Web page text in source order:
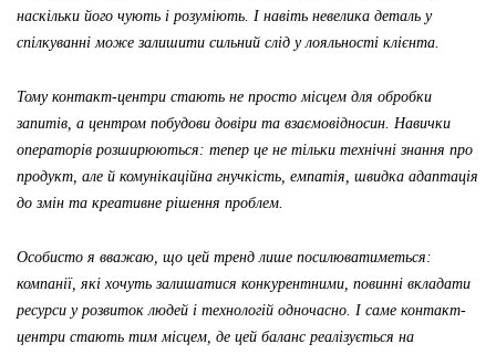
наскільки його чують і розуміють. І навіть невелика деталь у
спілкуванні може залишити сильний слід у лояльності клієнта.
Тому контакт-центри стають не просто місцем для обробки
запитів, а центром побудови довіри та взаємовідносин. Навички
операторів розширюються: тепер це не тільки технічні знання про
продукт, але й комунікаційна гнучкість, емпатія, швидка адаптація
до змін та креативне рішення проблем.
Особисто я вважаю, що цей тренд лише посилюватиметься:
компанії, які хочуть залишатися конкурентними, повинні вкладати
ресурси у розвиток людей і технологій одночасно. І саме контакт-
центри стають тим місцем, де цей баланс реалізується на